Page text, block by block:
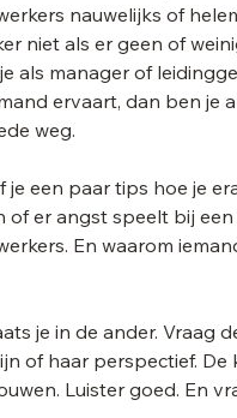
nauwelijks of
niet als er geen of
als manager of
ervaart, dan ben je
weg.
je een paar tips hoe je
of er angst speelt bij een
En waarom
je in de ander. Vraag
of haar perspectief.
Luister goed. En